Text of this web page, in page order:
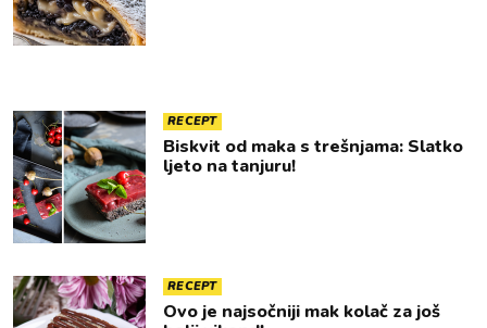
RECEPT
Biskvit od maka s trešnjama: Slatko
ljeto na tanjuru!
RECEPT
Ovo je najsočniji mak kolač za još